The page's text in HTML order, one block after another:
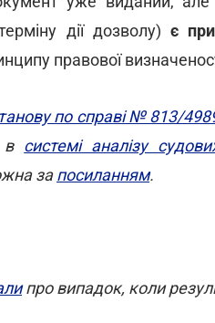
дії дозволу) є
правової
по справі № 813/
в системі аналізу
запосиланням.
про випадок, коли